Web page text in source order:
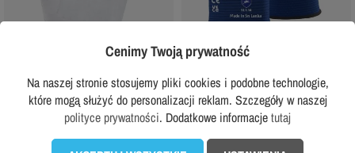
Rękawice spawalnicze TIG X-TIGGER
14,99 złz VAT
DODAJ DO KOSZYKA
Rękawice robocze Ansell 11-818 HyFlex
12,49 złz VAT
DODAJ DO KOSZYKA
Cenimy Twoją prywatność
Na naszej stronie stosujemy pliki cookies i podobne technologie,
które mogą służyć do personalizacji reklam. Szczegóły w naszej
polityce prywatności. Dodatkowe informacjetutaj